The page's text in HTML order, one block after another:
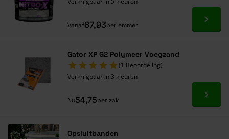
Vanaf67,93per emmer Ga
Gator XP G2 Polymeer Voegzand
(1 Beoordeling)
Verkrijgbaar in 3 kleuren
Nu54,75per zak Ga
Opsluitbanden